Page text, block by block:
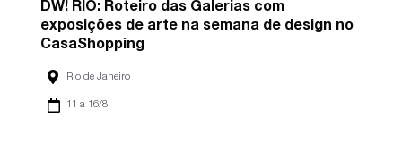
DW! RIO: Roteiro das Galerias com
exposições de arte na semana de design no
CasaShopping
Rio de Janeiro
11 a 16/8